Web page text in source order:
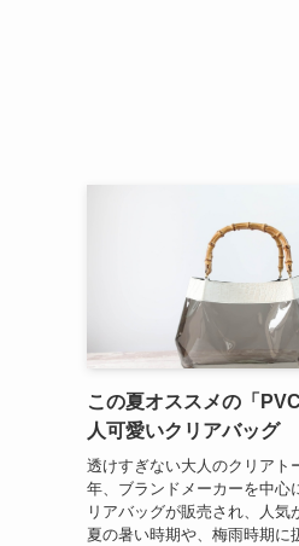
この夏オススメの「
人可愛いクリアバッグ
透けすぎない大人のクリアト
年、ブランドメーカーを中心
リアバッグが販売され、人気
夏の暑い時期や、梅雨時期に